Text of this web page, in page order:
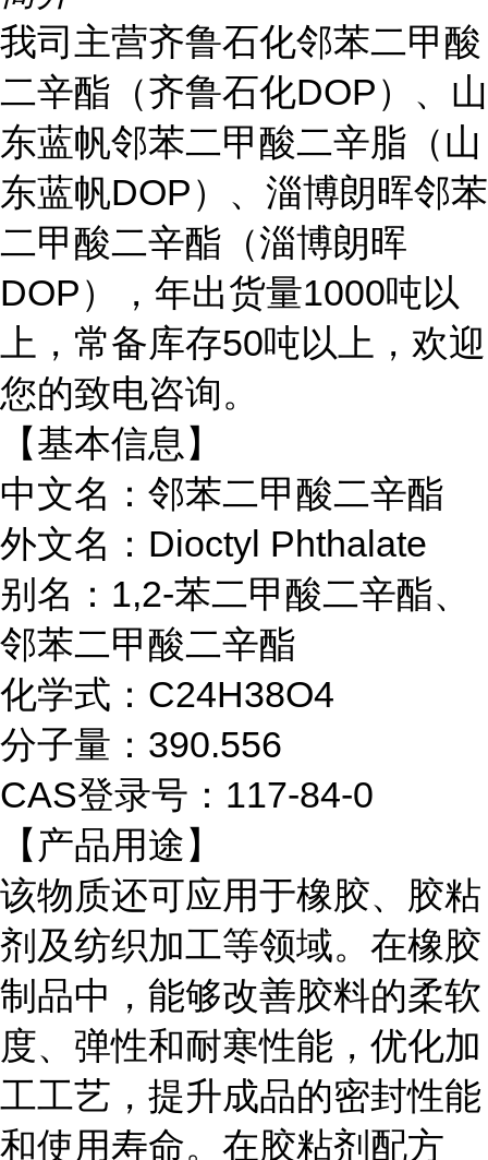
我司主营齐鲁石化邻苯二甲酸
二辛酯（齐鲁石化DOP）、山
东蓝帆邻苯二甲酸二辛脂（山
东蓝帆DOP）、淄博朗晖邻苯
二甲酸二辛酯（淄博朗晖
DOP），年出货量1000吨以
上，常备库存50吨以上，欢迎
您的致电咨询。
【基本信息】
中文名：邻苯二甲酸二辛酯
外文名：Dioctyl Phthalate
别名：1,2-苯二甲酸二辛酯、
邻苯二甲酸二辛酯
化学式：C24H38O4
分子量：390.556
CAS登录号：117-84-0
【产品用途】
该物质还可应用于橡胶、胶粘
剂及纺织加工等领域。在橡胶
制品中，能够改善胶料的柔软
度、弹性和耐寒性能，优化加
工工艺，提升成品的密封性能
和使用寿命。在胶粘剂配方